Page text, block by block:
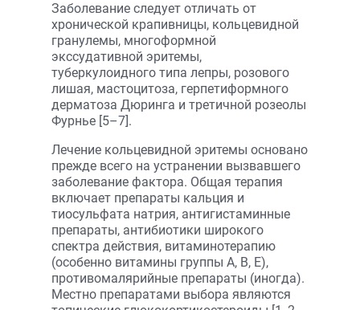
Заболевание следует отличать от
хронической крапивницы, кольцевидной
гранулемы, многоформной
экссудативной эритемы,
туберкулоидного типа лепры, розового
лишая, мастоцитоза, герпетиформного
дерматоза Дюринга и третичной розеолы
Фурнье [5–7].
Лечение кольцевидной эритемы основано
прежде всего на устранении вызвавшего
заболевание фактора. Общая терапия
включает препараты кальция и
тиосульфата натрия, антигистаминные
препараты, антибиотики широкого
спектра действия, витаминотерапию
(особенно витамины группы А, В, Е),
противомалярийные препараты (иногда).
Местно препаратами выбора являются